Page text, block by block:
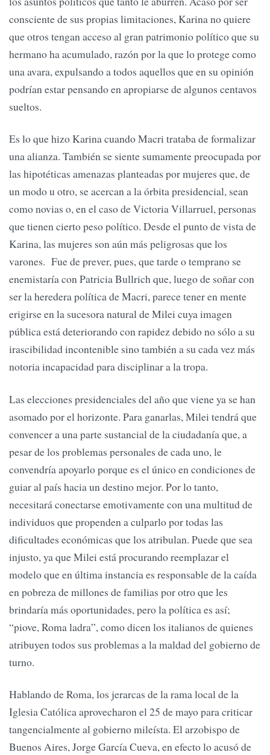
consciente de sus propias limitaciones, Karina no quiere
que otros tengan acceso al gran patrimonio político que su
hermano ha acumulado, razón por la que lo protege como
una avara, expulsando a todos aquellos que en su opinión
podrían estar pensando en apropiarse de algunos centavos
sueltos.
Es lo que hizo Karina cuando Macri trataba de formalizar
una alianza. También se siente sumamente preocupada por
las hipotéticas amenazas planteadas por mujeres que, de
un modo u otro, se acercan a la órbita presidencial, sean
como novias o, en el caso de Victoria Villarruel, personas
que tienen cierto peso político. Desde el punto de vista de
Karina, las mujeres son aún más peligrosas que los
varones. Fue de prever, pues, que tarde o temprano se
enemistaría con Patricia Bullrich que, luego de soñar con
ser la heredera política de Macri, parece tener en mente
erigirse en la sucesora natural de Milei cuya imagen
pública está deteriorando con rapidez debido no sólo a su
irascibilidad incontenible sino también a su cada vez más
notoria incapacidad para disciplinar a la tropa.
Las elecciones presidenciales del año que viene ya se han
asomado por el horizonte. Para ganarlas, Milei tendrá que
convencer a una parte sustancial de la ciudadanía que, a
pesar de los problemas personales de cada uno, le
convendría apoyarlo porque es el único en condiciones de
guiar al país hacia un destino mejor. Por lo tanto,
necesitará conectarse emotivamente con una multitud de
individuos que propenden a culparlo por todas las
dificultades económicas que los atribulan. Puede que sea
injusto, ya que Milei está procurando reemplazar el
modelo que en última instancia es responsable de la caída
en pobreza de millones de familias por otro que les
brindaría más oportunidades, pero la política es así;
“piove, Roma ladra”, como dicen los italianos de quienes
atribuyen todos sus problemas a la maldad del gobierno de
turno.
Hablando de Roma, los jerarcas de la rama local de la
Iglesia Católica aprovecharon el 25 de mayo para criticar
tangencialmente al gobierno mileísta. El arzobispo de
Buenos Aires, Jorge García Cueva, en efecto lo acusó de